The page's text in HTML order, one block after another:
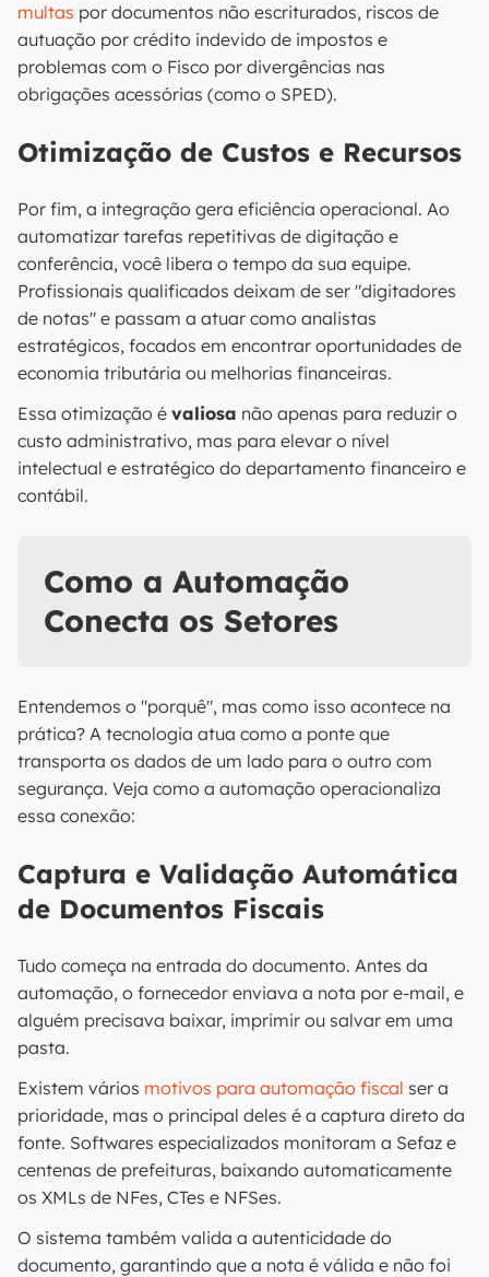
multas por documentos não escriturados, riscos de
autuação por crédito indevido de impostos e
problemas com o Fisco por divergências nas
obrigações acessórias (como o SPED).
Otimização de Custos e Recursos
Por fim, a integração gera eficiência operacional. Ao
automatizar tarefas repetitivas de digitação e
conferência, você libera o tempo da sua equipe.
Profissionais qualificados deixam de ser "digitadores
de notas" e passam a atuar como analistas
estratégicos, focados em encontrar oportunidades de
economia tributária ou melhorias financeiras.
Essa otimização é valiosa não apenas para reduzir o
custo administrativo, mas para elevar o nível
intelectual e estratégico do departamento financeiro e
contábil.
Como a Automação
Conecta os Setores
Entendemos o "porquê", mas como isso acontece na
prática? A tecnologia atua como a ponte que
transporta os dados de um lado para o outro com
segurança. Veja como a automação operacionaliza
essa conexão:
Captura e Validação Automática
de Documentos Fiscais
Tudo começa na entrada do documento. Antes da
automação, o fornecedor enviava a nota por e-mail, e
alguém precisava baixar, imprimir ou salvar em uma
pasta.
Existem vários motivos para automação fiscal ser a
prioridade, mas o principal deles é a captura direto da
fonte. Softwares especializados monitoram a Sefaz e
centenas de prefeituras, baixando automaticamente
os XMLs de NFes, CTes e NFSes.
O sistema também valida a autenticidade do
documento, garantindo que a nota é válida e não foi